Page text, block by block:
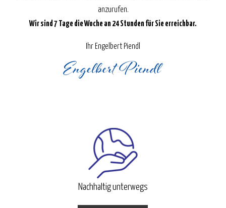
anzurufen.
Wir sind 7 Tage die Woche an 24 Stunden für Sie erreichbar.
Ihr Engelbert Piendl
Nachhaltig unterwegs